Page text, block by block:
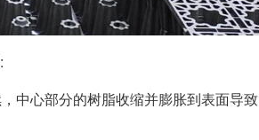
中心部分的树脂收缩并膨胀到表面导致